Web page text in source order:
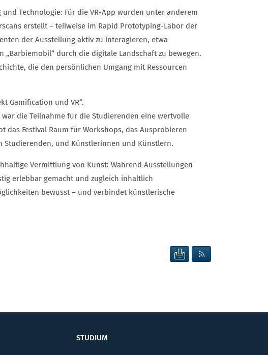
Technologie: Für die VR-App wurden unter anderem
erstellt – teilweise im Rapid Prototyping-Labor der
der Ausstellung aktiv zu interagieren, etwa
durch die digitale Landschaft zu bewegen.
die den persönlichen Umgang mit Ressourcen
Gamification und VR“.
die Teilnahme für die Studierenden eine wertvolle
Festival Raum für Workshops, das Ausprobieren
Studierenden, und Künstlerinnen und Künstlern.
Vermittlung von Kunst: Während Ausstellungen
erlebbar gemacht und zugleich inhaltlich
bewusst – und verbindet künstlerische
SEITE DRUCKEN
STUDIUM